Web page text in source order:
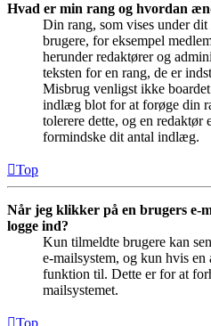
Hvad er min rang og hvordan
Din rang, som vises under
brugere, for eksempel
herunder redaktører og
teksten for en rang, de er
Misbrug venligst ikke
indlæg blot for at forøge din
tolerere dette, og en
formindske dit antal indlæg.
Top
Når jeg klikker på en brugers e-
logge ind?
Kun tilmeldte brugere kan
e-mailsystem, og kun hvis en
funktion til. Dette er for at
mailsystemet.